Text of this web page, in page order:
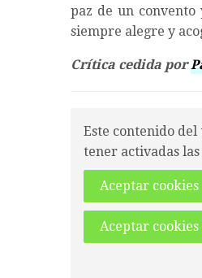
paz de un convento
siempre alegre y
Crítica cedida por
Este contenido del
tener activadas las
Aceptar cookies
Aceptar cookies